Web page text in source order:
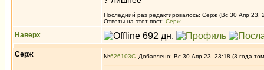
Последний раз редактировалось: Серж (Вс 30 Апр 23,
Ответы на этот пост: Серж
Наверх
Серж №626103 Добавлено: Вс 30 Апр 23, 23:18 (3 года